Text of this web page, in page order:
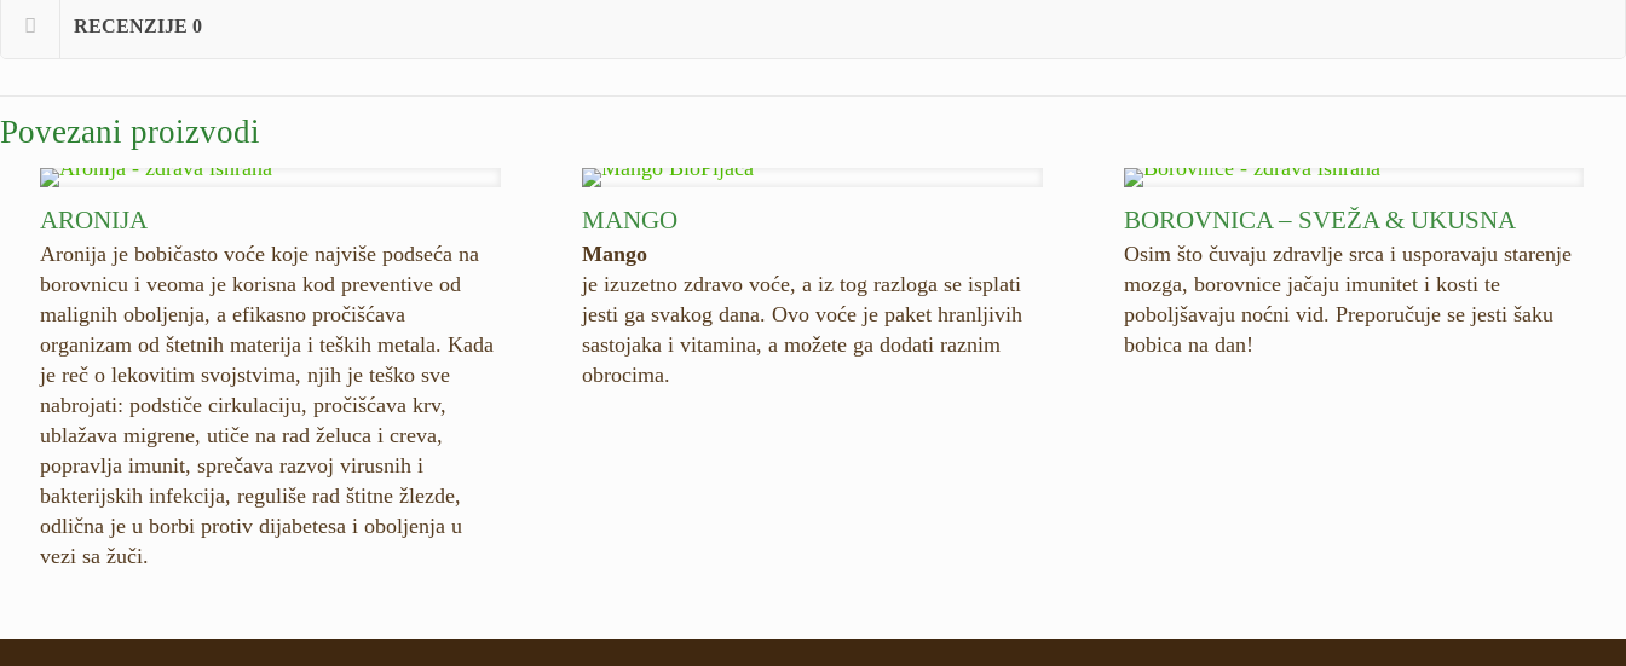
RECENZIJE 0
Povezani proizvodi
ARONIJA
Aronija je bobičasto voće koje najviše podseća na
borovnicu i veoma je korisna kod preventive od
malignih oboljenja, a efikasno pročišćava
organizam od štetnih materija i teških metala. Kada
je reč o lekovitim svojstvima, njih je teško sve
nabrojati: podstiče cirkulaciju, pročišćava krv,
ublažava migrene, utiče na rad želuca i creva,
popravlja imunit, sprečava razvoj virusnih i
bakterijskih infekcija, reguliše rad štitne žlezde,
odlična je u borbi protiv dijabetesa i oboljenja u
vezi sa žuči.
MANGO
Mango
je izuzetno zdravo voće, a iz tog razloga se isplati
jesti ga svakog dana. Ovo voće je paket hranljivih
sastojaka i vitamina, a možete ga dodati raznim
obrocima.
BOROVNICA – SVEŽA & UKUSNA
Osim što čuvaju zdravlje srca i usporavaju starenje
mozga, borovnice jačaju imunitet i kosti te
poboljšavaju noćni vid. Preporučuje se jesti šaku
bobica na dan!